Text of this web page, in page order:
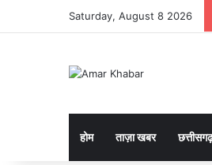
Saturday, August 8 2026
होम ताज़ा खबर